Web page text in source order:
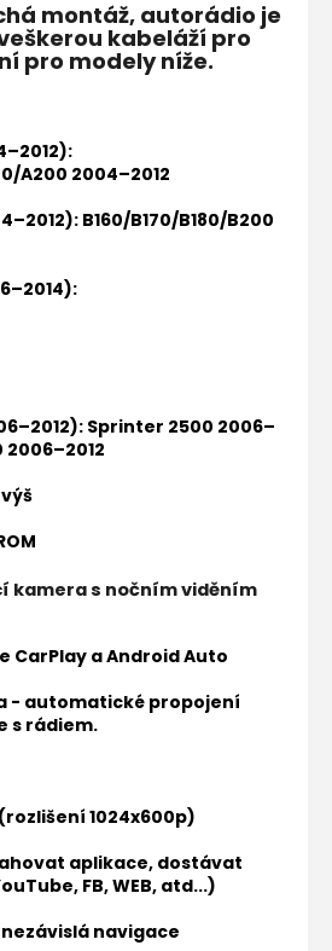
montáž, autorádio je
kabeláží pro
pro modely níže.
A200 2004–2012
B160/B170/B180/B200
Sprinter 2500 2006–
kamera s nočním viděním
CarPlay a Android Auto
- automatické propojení
s rádiem.
(rozlišení 1024x600p)
aplikace, dostávat
FB, WEB, atd...)
nezávislá navigace